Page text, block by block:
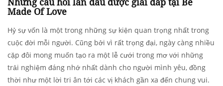
Made Of Love
Hỷ sự vốn là một trong những sự kiện quan trọng nhất trong
cuộc đời mỗi người. Cũng bởi vì rất trọng đại, ngày càng nhiều
cặp đôi mong muốn tạo ra một lễ cưới trong mơ với những
trải nghiệm đáng nhớ nhất dành cho người mình yêu, đồng
thời như một lời tri ân tới các vị khách gần xa đến chung vui.